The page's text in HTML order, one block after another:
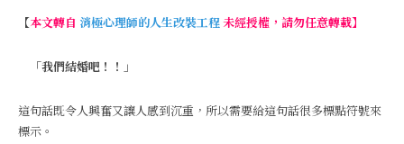
【本文轉自 消極心理師的人生改裝工程未經授權，請勿任意轉載】
「我們結婚吧！！」
這句話既令人興奮又讓人感到沉重，所以需要給這句話很多標點符號來
標示。